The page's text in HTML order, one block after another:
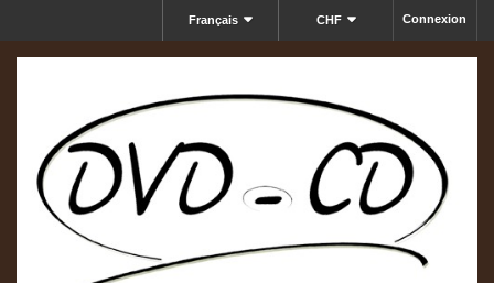
Connexion
CHF
Français